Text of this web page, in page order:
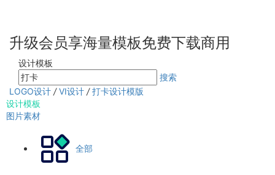
升级会员享海量模板免费下载商用
设计模板
搜索
LOGO设计 / VI设计 / 打卡设计模版
设计模板
图片素材
全部